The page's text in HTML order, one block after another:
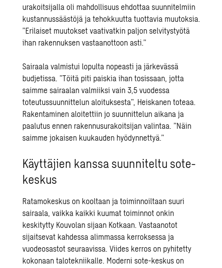
urakoitsijalla oli mahdollisuus ehdottaa suunnitelmiin
kustannussäästöjä ja tehokkuutta tuottavia muutoksia.
”Erilaiset muutokset vaativatkin paljon selvitystyötä
ihan rakennuksen vastaanottoon asti.”
Sairaala valmistui lopulta nopeasti ja järkevässä
budjetissa. ”Töitä piti paiskia ihan tosissaan, jotta
saimme sairaalan valmiiksi vain 3,5 vuodessa
toteutussuunnittelun aloituksesta”, Heiskanen toteaa.
Rakentaminen aloitettiin jo suunnittelun aikana ja
paalutus ennen rakennusurakoitsijan valintaa. ”Näin
saimme jokaisen kuukauden hyödynnettyä.”
Käyttäjien kanssa suunniteltu sote-
keskus
Ratamokeskus on kooltaan ja toiminnoiltaan suuri
sairaala, vaikka kaikki kuumat toiminnot onkin
keskitytty Kouvolan sijaan Kotkaan. Vastaanotot
sijaitsevat kahdessa alimmassa kerroksessa ja
vuodeosastot seuraavissa. Viides kerros on pyhitetty
kokonaan talotekniikalle. Moderni sote-keskus on